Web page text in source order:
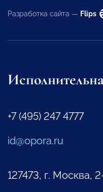
Разработка сайта — Flips
+7 (495) 247 4777
id@opora.ru
127473, г. Москва,